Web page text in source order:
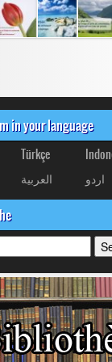
in your language
Türkçe
العربیة
اردو